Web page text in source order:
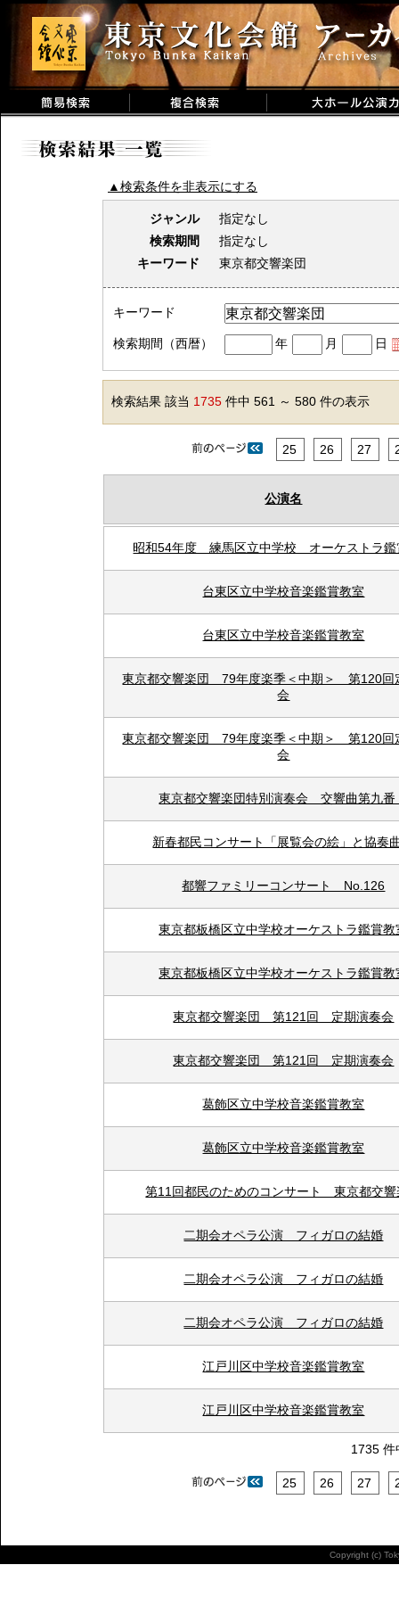
▲検索条件を非表示にする
ジャンル
指定なし
検索期間
指定なし
キーワード
東京都交響楽団
キーワード
検索期間（西暦） 年 月 日
検索結果 該当 1735 件中 561 ～ 580 件の表示
25 26 27
公演名
昭和54年度 練馬区立中学校 オーケストラ鑑
台東区立中学校音楽鑑賞教室
台東区立中学校音楽鑑賞教室
東京都交響楽団 79年度楽季＜中期＞ 第120回
会
東京都交響楽団 79年度楽季＜中期＞ 第120回
会
東京都交響楽団特別演奏会 交響曲第九
新春都民コンサート「展覧会の絵」と協奏
都響ファミリーコンサート No.126
東京都板橋区立中学校オーケストラ鑑賞教
東京都板橋区立中学校オーケストラ鑑賞教
東京都交響楽団 第121回 定期演奏会
東京都交響楽団 第121回 定期演奏会
葛飾区立中学校音楽鑑賞教室
葛飾区立中学校音楽鑑賞教室
第11回都民のためのコンサート 東京都交響
二期会オペラ公演 フィガロの結婚
二期会オペラ公演 フィガロの結婚
二期会オペラ公演 フィガロの結婚
江戸川区中学校音楽鑑賞教室
江戸川区中学校音楽鑑賞教室
1735
25 26 27
Copyright (c)